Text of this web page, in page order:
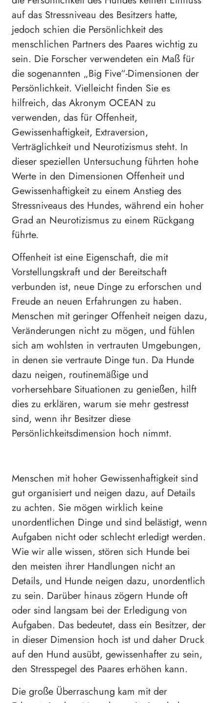
auf das Stressniveau des Besitzers hatte,
jedoch schien die Persönlichkeit des
menschlichen Partners des Paares wichtig zu
sein. Die Forscher verwendeten ein Maß für
die sogenannten „Big Five“-Dimensionen der
Persönlichkeit. Vielleicht finden Sie es
hilfreich, das Akronym OCEAN zu
verwenden, das für Offenheit,
Gewissenhaftigkeit, Extraversion,
Verträglichkeit und Neurotizismus steht. In
dieser speziellen Untersuchung führten hohe
Werte in den Dimensionen Offenheit und
Gewissenhaftigkeit zu einem Anstieg des
Stressniveaus des Hundes, während ein hoher
Grad an Neurotizismus zu einem Rückgang
führte.
Offenheit ist eine Eigenschaft, die mit
Vorstellungskraft und der Bereitschaft
verbunden ist, neue Dinge zu erforschen und
Freude an neuen Erfahrungen zu haben.
Menschen mit geringer Offenheit neigen dazu,
Veränderungen nicht zu mögen, und fühlen
sich am wohlsten in vertrauten Umgebungen,
in denen sie vertraute Dinge tun. Da Hunde
dazu neigen, routinemäßige und
vorhersehbare Situationen zu genießen, hilft
dies zu erklären, warum sie mehr gestresst
sind, wenn ihr Besitzer diese
Persönlichkeitsdimension hoch nimmt.
Menschen mit hoher Gewissenhaftigkeit sind
gut organisiert und neigen dazu, auf Details
zu achten. Sie mögen wirklich keine
unordentlichen Dinge und sind belästigt, wenn
Aufgaben nicht oder schlecht erledigt werden.
Wie wir alle wissen, stören sich Hunde bei
den meisten ihrer Handlungen nicht an
Details, und Hunde neigen dazu, unordentlich
zu sein. Darüber hinaus zögern Hunde oft
oder sind langsam bei der Erledigung von
Aufgaben. Das bedeutet, dass ein Besitzer, der
in dieser Dimension hoch ist und daher Druck
auf den Hund ausübt, gewissenhafter zu sein,
den Stresspegel des Paares erhöhen kann.
Die große Überraschung kam mit der